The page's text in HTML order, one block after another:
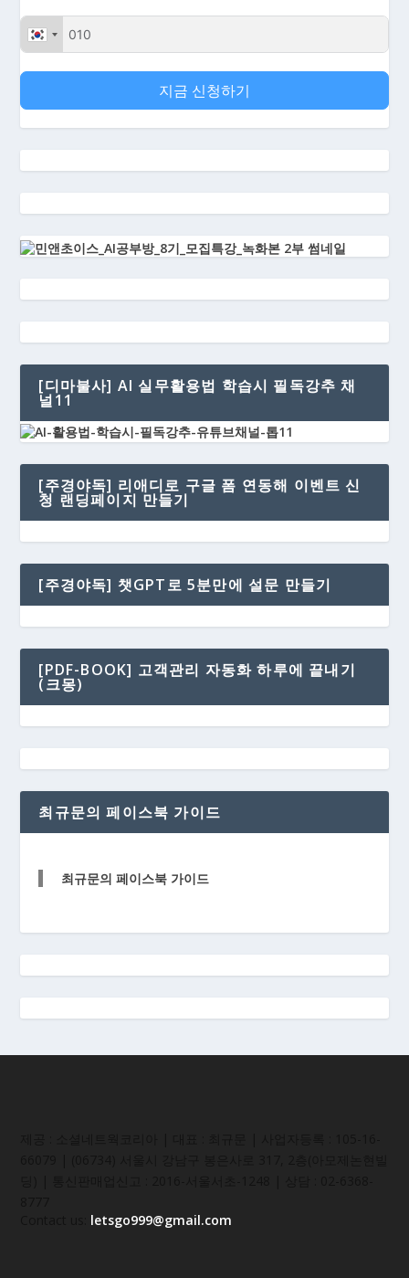
지금 신청하기
[디마불사] AI 실무활용법 학습시 필독강추 채
널11
[주경야독] 리애디로 구글 폼 연동해 이벤트 신
청 랜딩페이지 만들기
[주경야독] 챗GPT로 5분만에 설문 만들기
[PDF-BOOK] 고객관리 자동화 하루에 끝내기
(크몽)
최규문의 페이스북 가이드
최규문의 페이스북 가이드
letsgo999@gmail.com